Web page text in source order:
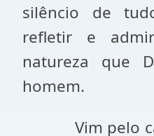
silêncio de
refletir e
natureza que
homem.
Vim pelo